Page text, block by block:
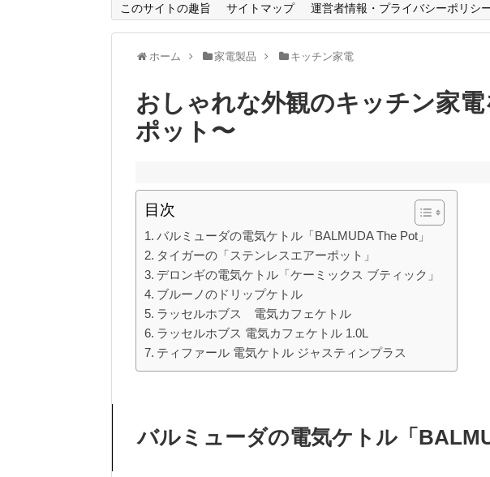
このサイトの趣旨 サイトマップ 運営者情報・プライバシーポリシ
ホーム 家電製品 キッチン家電
おしゃれな外観のキッチン家電
ポット〜
目次
バルミューダの電気ケトル「BALMUDA The Pot」
タイガーの「ステンレスエアーポット」
デロンギの電気ケトル「ケーミックス ブティック」
ブルーノのドリップケトル
ラッセルホブス 電気カフェケトル
ラッセルホブス 電気カフェケトル 1.0L
ティファール 電気ケトル ジャスティンプラス
バルミューダの電気ケトル「